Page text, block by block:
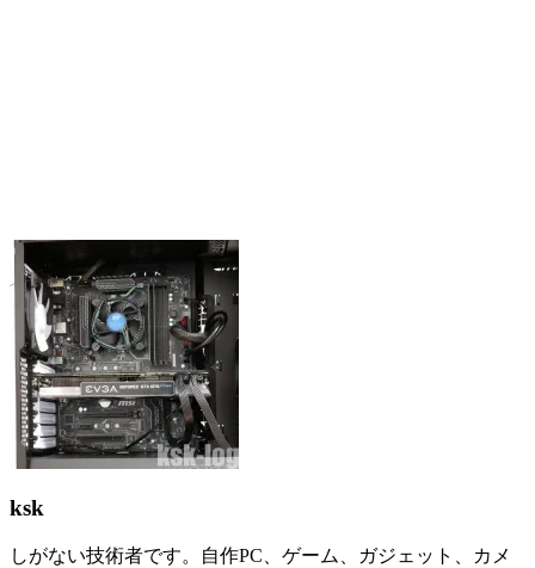
ksk
しがない技術者です。自作PC、ゲーム、ガジェット、カメ